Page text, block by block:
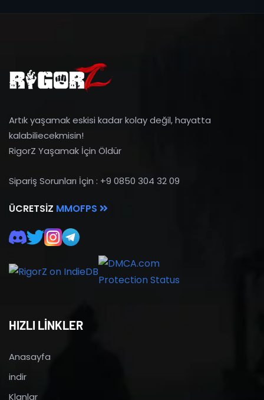
Artık yaşamak eskisi kadar kolay değil, hayatta
kalabiliecekmisin!
RigorZ Yaşamak İçin Öldür
Sipariş Sorunları İçin : +9 0850 304 32 09
ÜCRETSIZ MMOFPS
HIZLI LİNKLER
Anasayfa
indir
Klanlar